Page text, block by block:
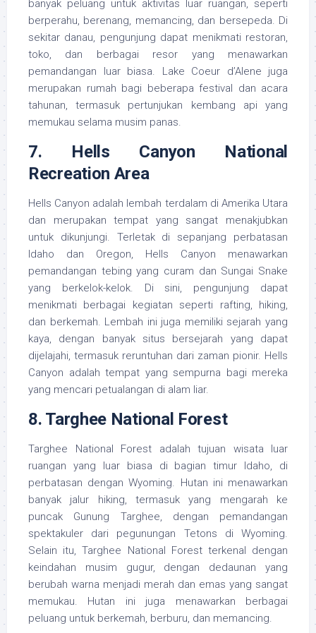
banyak peluang untuk aktivitas luar ruangan, seperti
berperahu, berenang, memancing, dan bersepeda. Di
sekitar danau, pengunjung dapat menikmati restoran,
toko, dan berbagai resor yang menawarkan
pemandangan luar biasa. Lake Coeur d’Alene juga
merupakan rumah bagi beberapa festival dan acara
tahunan, termasuk pertunjukan kembang api yang
memukau selama musim panas.
7. Hells Canyon National
Recreation Area
Hells Canyon adalah lembah terdalam di Amerika Utara
dan merupakan tempat yang sangat menakjubkan
untuk dikunjungi. Terletak di sepanjang perbatasan
Idaho dan Oregon, Hells Canyon menawarkan
pemandangan tebing yang curam dan Sungai Snake
yang berkelok-kelok. Di sini, pengunjung dapat
menikmati berbagai kegiatan seperti rafting, hiking,
dan berkemah. Lembah ini juga memiliki sejarah yang
kaya, dengan banyak situs bersejarah yang dapat
dijelajahi, termasuk reruntuhan dari zaman pionir. Hells
Canyon adalah tempat yang sempurna bagi mereka
yang mencari petualangan di alam liar.
8. Targhee National Forest
Targhee National Forest adalah tujuan wisata luar
ruangan yang luar biasa di bagian timur Idaho, di
perbatasan dengan Wyoming. Hutan ini menawarkan
banyak jalur hiking, termasuk yang mengarah ke
puncak Gunung Targhee, dengan pemandangan
spektakuler dari pegunungan Tetons di Wyoming.
Selain itu, Targhee National Forest terkenal dengan
keindahan musim gugur, dengan dedaunan yang
berubah warna menjadi merah dan emas yang sangat
memukau. Hutan ini juga menawarkan berbagai
peluang untuk berkemah, berburu, dan memancing.